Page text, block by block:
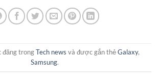
đăng trongTech news và được gắn thẻGalaxy,
Samsung.